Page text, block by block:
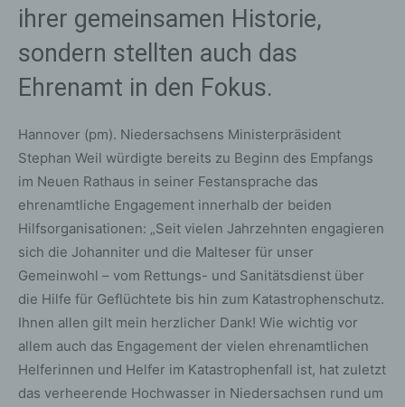
ihrer gemeinsamen Historie,
sondern stellten auch das
Ehrenamt in den Fokus.
Hannover (pm). Niedersachsens Ministerpräsident
Stephan Weil würdigte bereits zu Beginn des Empfangs
im Neuen Rathaus in seiner Festansprache das
ehrenamtliche Engagement innerhalb der beiden
Hilfsorganisationen: „Seit vielen Jahrzehnten engagieren
sich die Johanniter und die Malteser für unser
Gemeinwohl – vom Rettungs- und Sanitätsdienst über
die Hilfe für Geflüchtete bis hin zum Katastrophenschutz.
Ihnen allen gilt mein herzlicher Dank! Wie wichtig vor
allem auch das Engagement der vielen ehrenamtlichen
Helferinnen und Helfer im Katastrophenfall ist, hat zuletzt
das verheerende Hochwasser in Niedersachsen rund um